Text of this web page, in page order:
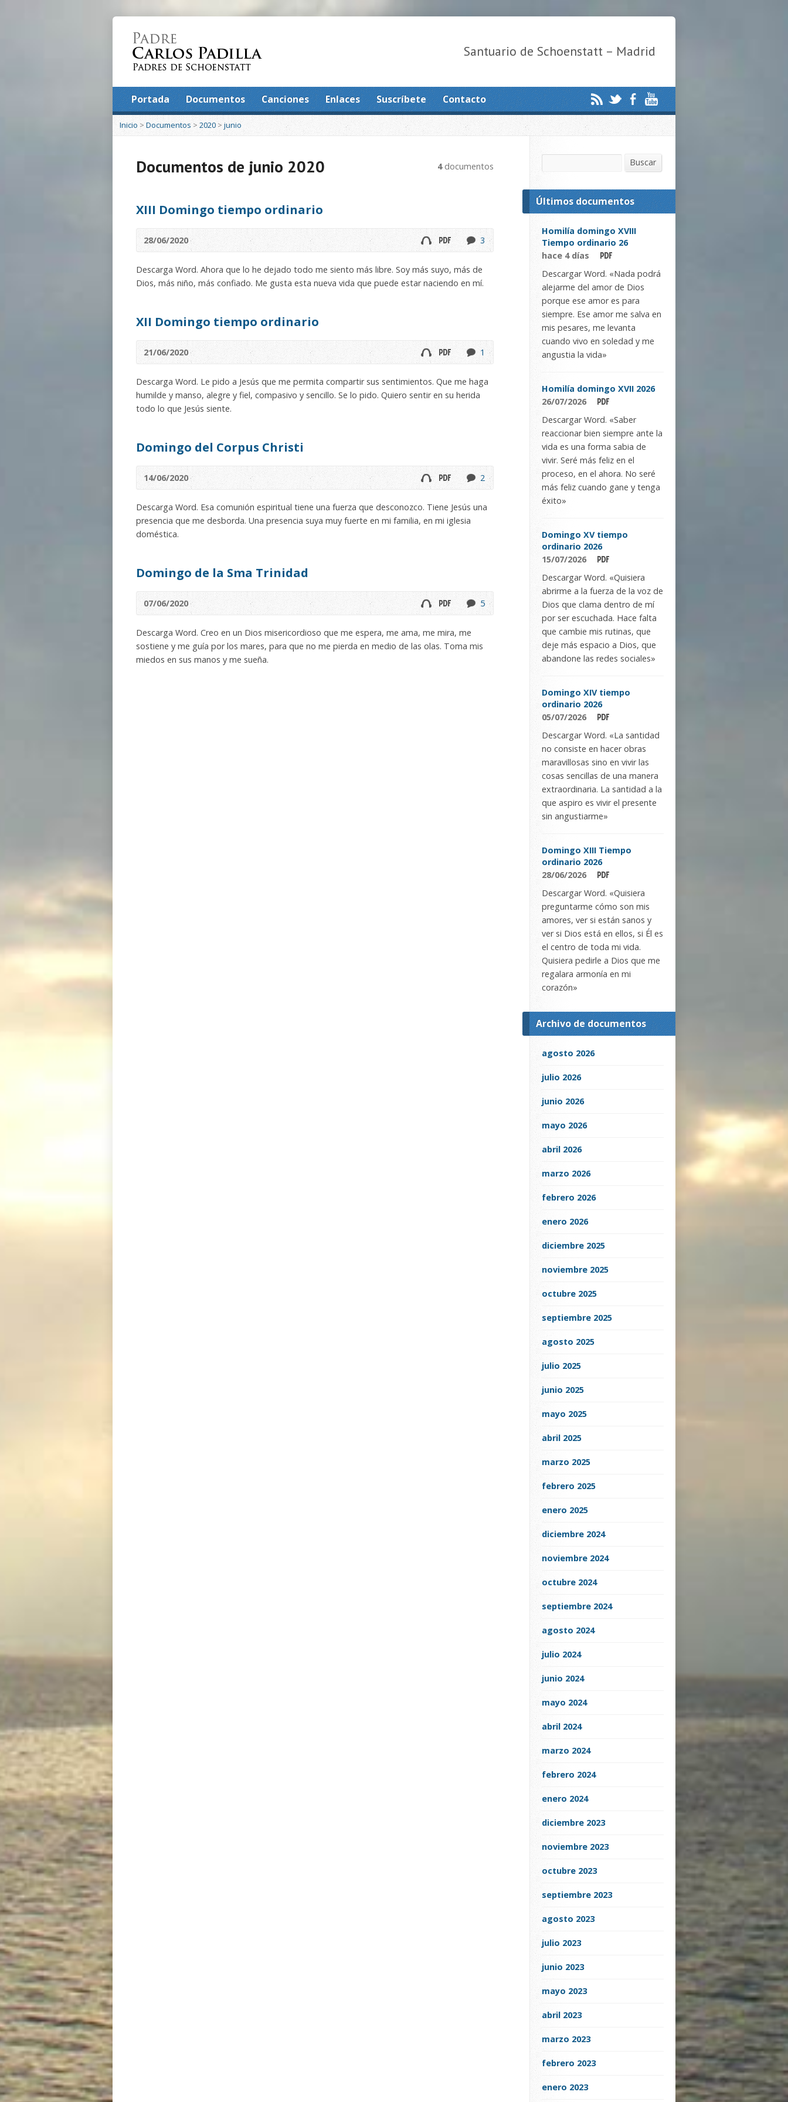
Santuario de Schoenstatt – Madrid
Portada Documentos Canciones Enlaces Suscríbete Contacto
Inicio >Documentos> 2020> junio
Documentos de junio 2020 4documentos
XIII Domingo tiempo ordinario
28/06/2020 3
Descarga Word. Ahora que lo he dejado todo me siento más libre. Soy más suyo, más de
Dios, más niño, más confiado. Me gusta esta nueva vida que puede estar naciendo en mí.
XII Domingo tiempo ordinario
21/06/2020 1
Descarga Word. Le pido a Jesús que me permita compartir sus sentimientos. Que me haga
humilde y manso, alegre y fiel, compasivo y sencillo. Se lo pido. Quiero sentir en su herida
todo lo que Jesús siente.
Domingo del Corpus Christi
14/06/2020 2
Descarga Word. Esa comunión espiritual tiene una fuerza que desconozco. Tiene Jesús una
presencia que me desborda. Una presencia suya muy fuerte en mi familia, en mi iglesia
doméstica.
Domingo de la Sma Trinidad
07/06/2020 5
Descarga Word. Creo en un Dios misericordioso que me espera, me ama, me mira, me
sostiene y me guía por los mares, para que no me pierda en medio de las olas. Toma mis
miedos en sus manos y me sueña.
Buscar
Últimos documentos
Homilía domingo XVIII
Tiempo ordinario 26
hace 4 días
Descargar Word. «Nada podrá
alejarme del amor de Dios
porque ese amor es para
siempre. Ese amor me salva en
mis pesares, me levanta
cuando vivo en soledad y me
angustia la vida»
Homilía domingo XVII 2026
26/07/2026
Descargar Word. «Saber
reaccionar bien siempre ante la
vida es una forma sabia de
vivir. Seré más feliz en el
proceso, en el ahora. No seré
más feliz cuando gane y tenga
éxito»
Domingo XV tiempo
ordinario 2026
15/07/2026
Descargar Word. «Quisiera
abrirme a la fuerza de la voz de
Dios que clama dentro de mí
por ser escuchada. Hace falta
que cambie mis rutinas, que
deje más espacio a Dios, que
abandone las redes sociales»
Domingo XIV tiempo
ordinario 2026
05/07/2026
Descargar Word. «La santidad
no consiste en hacer obras
maravillosas sino en vivir las
cosas sencillas de una manera
extraordinaria. La santidad a la
que aspiro es vivir el presente
sin angustiarme»
Domingo XIII Tiempo
ordinario 2026
28/06/2026
Descargar Word. «Quisiera
preguntarme cómo son mis
amores, ver si están sanos y
ver si Dios está en ellos, si Él es
el centro de toda mi vida.
Quisiera pedirle a Dios que me
regalara armonía en mi
corazón»
Archivo de documentos
agosto 2026
julio 2026
junio 2026
mayo 2026
abril 2026
marzo 2026
febrero 2026
enero 2026
diciembre 2025
noviembre 2025
octubre 2025
septiembre 2025
agosto 2025
julio 2025
junio 2025
mayo 2025
abril 2025
marzo 2025
febrero 2025
enero 2025
diciembre 2024
noviembre 2024
octubre 2024
septiembre 2024
agosto 2024
julio 2024
junio 2024
mayo 2024
abril 2024
marzo 2024
febrero 2024
enero 2024
diciembre 2023
noviembre 2023
octubre 2023
septiembre 2023
agosto 2023
julio 2023
junio 2023
mayo 2023
abril 2023
marzo 2023
febrero 2023
enero 2023